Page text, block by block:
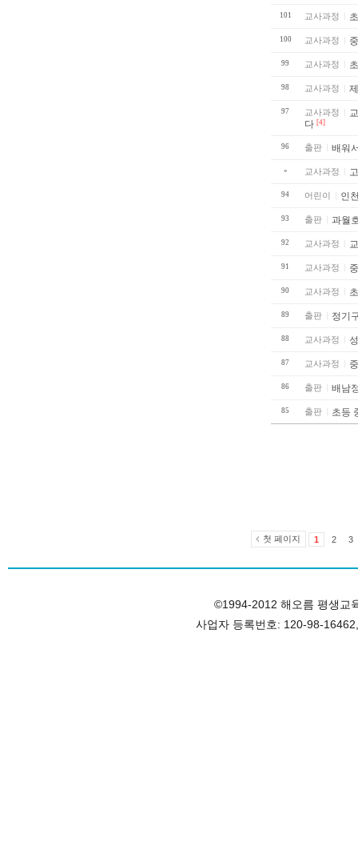
101 교사과정
100 교사과정
99 교사과정
98 교사과정
97 교사과정
교
다 [4]
96 출판 배워
» 교사과정
94 어린이 인
93 출판 과월
92 교사과정
91 교사과정
90 교사과정
89 출판 정기
88 교사과정
87 교사과정
86 출판 배남
85 출판 초등
첫 페이지 1 2 3
©1994-2012 해오름 평생교
사업자 등록번호: 120-98-